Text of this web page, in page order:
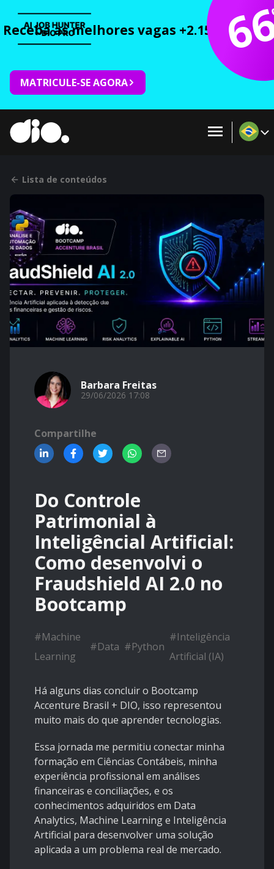
Receba as melhores vagas +2.150 cursos
MATRICULE-SE AGORA
Lista de conteúdos
Barbara Freitas
29/06/2026 17:08
Compartilhe
Do Controle
Patrimonial à
Inteligêncial Artificial:
Como desenvolvi o
Fraudshield AI 2.0 no
Bootcamp
#Machine
Learning
#Data #Python
#Inteligência
Artificial (IA)
Há alguns dias concluir o Bootcamp
Accenture Brasil + DIO, isso representou
muito mais do que aprender tecnologias.
Essa jornada me permitiu conectar minha
formação em Ciências Contábeis, minha
experiência profissional em análises
financeiras e conciliações, e os
conhecimentos adquiridos em Data
Analytics, Machine Learning e Inteligência
Artificial para desenvolver uma solução
aplicada a um problema real de mercado.